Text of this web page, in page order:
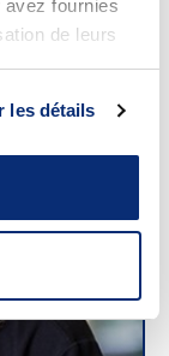
fournies
de leurs
les détails